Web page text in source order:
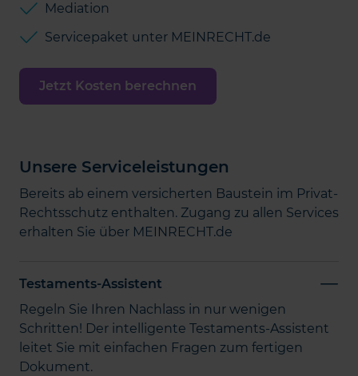
Mediation
Servicepaket unter MEINRECHT.de
Jetzt Kosten berechnen
Unsere Serviceleistungen
Bereits ab einem versicherten Baustein im Privat-
Rechtsschutz enthalten. Zugang zu allen Services
erhalten Sie über MEINRECHT.de
Testaments-Assistent
Regeln Sie Ihren Nachlass in nur wenigen
Schritten! Der intelligente Testaments-Assistent
leitet Sie mit einfachen Fragen zum fertigen
Dokument.